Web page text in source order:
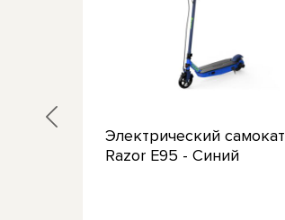
Электрический самокат
Razor E95 - Синий